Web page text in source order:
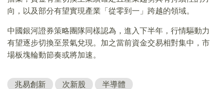
向，以及部分有望實現產業「從零到一」跨越的領域。
中國銀河證券策略團隊同樣認為，進入下半年，行情驅動力
有望逐步切換至景氣兌現。加之當前資金交易相對集中，市
場板塊輪動節奏或將加速。
兆易創新 次新股 半導體